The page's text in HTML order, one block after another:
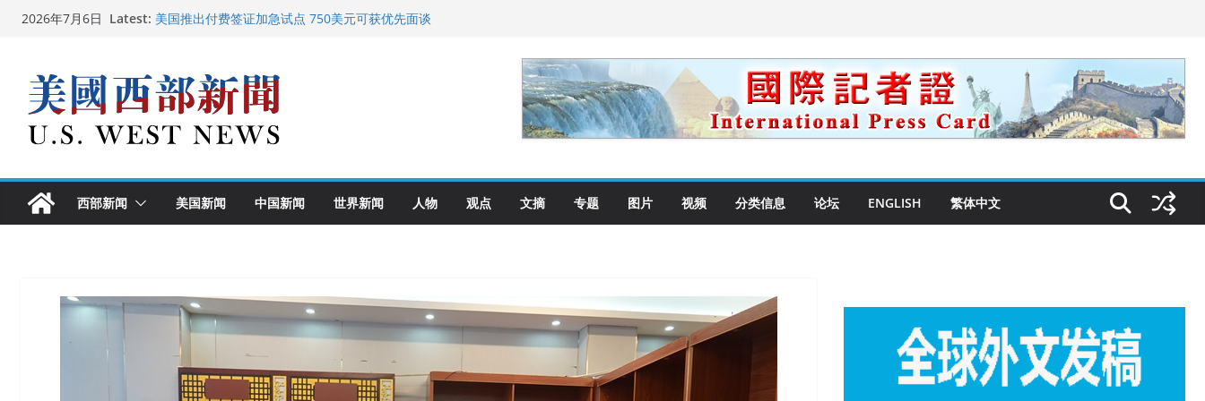
Skip2026年7月6日 Latest: 美国推出付费签证加急试点 750美元可获优先面谈
中国驻美国大使谢锋邀请美国老教师罗纳德·萨科尔斯基再次访华
广州市沉香协会会长周天明：让沉香有序走向世界
西部新闻 美国新闻 中国新闻 世界新闻 人物 观点 文摘 专题 图片 视频 分类信息 论坛 ENGLISH 繁体中文